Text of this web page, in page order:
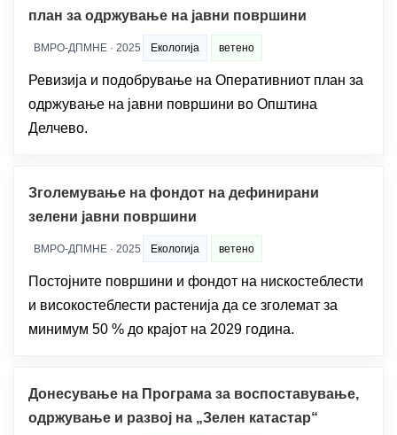
план за одржување на јавни површини
ВМРО-ДПМНЕ · 2025 Екологија ветено
Ревизија и подобрување на Оперативниот план за
одржување на јавни површини во Општина
Делчево.
Зголемување на фондот на дефинирани
зелени јавни површини
ВМРО-ДПМНЕ · 2025 Екологија ветено
Постојните површини и фондот на нискостеблести
и високостеблести растенија да се зголемат за
минимум 50 % до крајот на 2029 година.
Донесување на Програма за воспоставување,
одржување и развој на „Зелен катастар“